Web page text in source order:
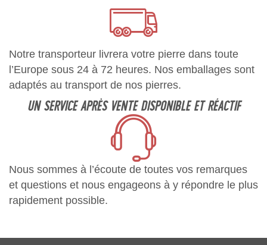
Notre transporteur livrera votre pierre dans toute
l’Europe sous 24 à 72 heures. Nos emballages sont
adaptés au transport de nos pierres.
UN SERVICE APRÈS VENTE DISPONIBLE ET RÉACTIF
Nous sommes à l’écoute de toutes vos remarques
et questions et nous engageons à y répondre le plus
rapidement possible.